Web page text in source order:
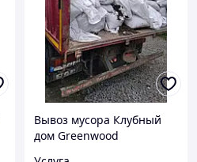
Вывоз мусора Клубный
дом Greenwood